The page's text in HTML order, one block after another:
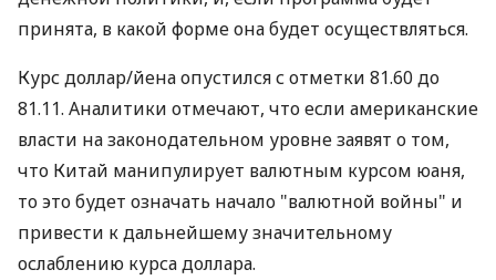
принята, в какой форме она будет осуществляться.
Курс доллар/йена опустился с отметки 81.60 до
81.11. Аналитики отмечают, что если американские
власти на законодательном уровне заявят о том,
что Китай манипулирует валютным курсом юаня,
то это будет означать начало "валютной войны" и
привести к дальнейшему значительному
ослаблению курса доллара.